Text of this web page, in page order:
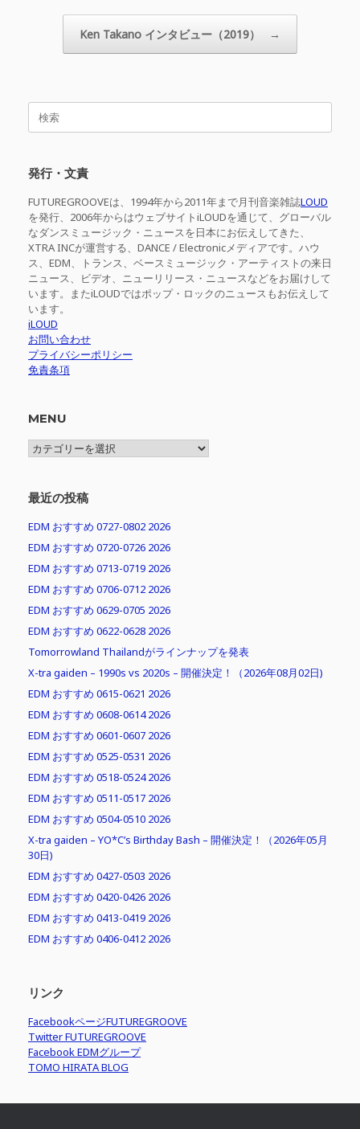
Ken Takano インタビュー（2019） →
検
発行・文責
FUTUREGROOVEは、1994年から2011年まで月刊音楽雑誌LOUD
を発行、2006年からはウェブサイトiLOUDを通じて、グローバル
なダンスミュージック・ニュースを日本にお伝えしてきた、
XTRA INCが運営する、DANCE / Electronicメディアです。ハウ
ス、EDM、トランス、ベースミュージック・アーティストの来日
ニュース、ビデオ、ニューリリース・ニュースなどをお届けして
います。またiLOUDではポップ・ロックのニュースもお伝えして
います。
iLOUD
お問い合わせ
プライバシーポリシー
免責条項
MENU
MENU
最近の投稿
EDM おすすめ 0727-0802 2026
EDM おすすめ 0720-0726 2026
EDM おすすめ 0713-0719 2026
EDM おすすめ 0706-0712 2026
EDM おすすめ 0629-0705 2026
EDM おすすめ 0622-0628 2026
Tomorrowland Thailandがラインナップを発表
X-tra gaiden – 1990s vs 2020s – 開催決定！（2026年08月02日)
EDM おすすめ 0615-0621 2026
EDM おすすめ 0608-0614 2026
EDM おすすめ 0601-0607 2026
EDM おすすめ 0525-0531 2026
EDM おすすめ 0518-0524 2026
EDM おすすめ 0511-0517 2026
EDM おすすめ 0504-0510 2026
X-tra gaiden – YO*C’s Birthday Bash – 開催決定！（2026年05月
30日)
EDM おすすめ 0427-0503 2026
EDM おすすめ 0420-0426 2026
EDM おすすめ 0413-0419 2026
EDM おすすめ 0406-0412 2026
リンク
FacebookページFUTUREGROOVE
Twitter FUTUREGROOVE
Facebook EDMグループ
TOMO HIRATA BLOG